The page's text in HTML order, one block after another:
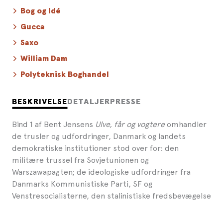
BESKRIVELSE DETALJER PRESSE
Bind 1 af Bent Jensens Ulve, får og vogtereomhandler
de trusler og udfordringer, Danmark og landets
demokratiske institutioner stod over for: den
militære trussel fra Sovjetunionen og
Warszawapagten; de ideologiske udfordringer fra
Danmarks Kommunistiske Parti, SF og
Venstresocialisterne, den stalinistiske fredsbevægelse
Bog og Idé
Gucca
Saxo
William Dam
Polyteknisk Boghandel